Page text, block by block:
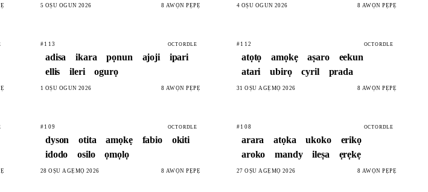
5 OṢÙ ÒGÚN 2026 8 AWỌN PẸPẸ 4 OṢÙ ÒGÚN 2026 8 AWỌN PẸPẸ
#113 OCTORDLE
adisa ikara pọnun ajoji
ipari
ellis
ileri ogurọ
1 OṢÙ ÒGÚN 2026 8 AWỌN PẸPẸ
#112 OCTORDLE
atọtọ amọkẹ aṣaro
eekun
atari
ubirọ cyril prada
31 OṢÙ AGẸMỌ 2026 8 AWỌN PẸPẸ
#109 OCTORDLE
dyson otita amọkẹ fabio
okiti
idodo
osilo ọmọlọ
28 OṢÙ AGẸMỌ 2026 8 AWỌN PẸPẸ
#108 OCTORDLE
arara atọka ukoko
erikọ
aroko
mandy ileṣa ẹrẹkẹ
27 OṢÙ AGẸMỌ 2026 8 AWỌN PẸPẸ